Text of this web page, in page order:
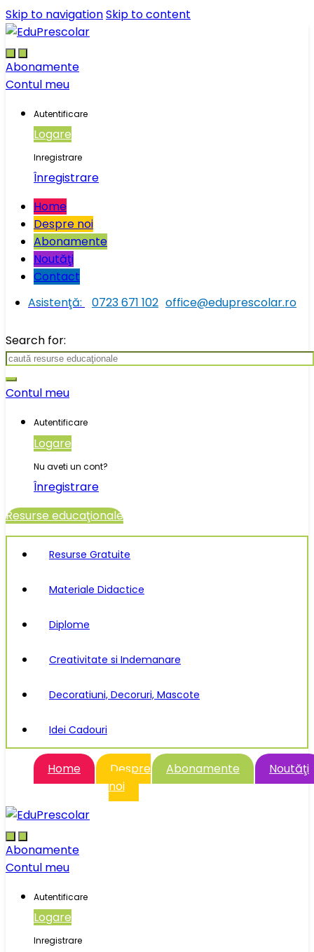
Skip to navigationSkip to content
Abonamente
Contul meu
Autentificare
Logare
Inregistrare
Înregistrare
Home
Despre noi
Abonamente
Noutăţi
Contact
Asistenţă:
0723 671 102 office@eduprescolar.ro
Search for:
Contul meu
Autentificare
Logare
Nu aveti un cont?
Înregistrare
Resurse educaţionale
Resurse Gratuite
Materiale Didactice
Diplome
Creativitate si Indemanare
Decoratiuni, Decoruri, Mascote
Idei Cadouri
Home
Despre
noi
Abonamente Noutăţi
Abonamente
Contul meu
Autentificare
Logare
Inregistrare